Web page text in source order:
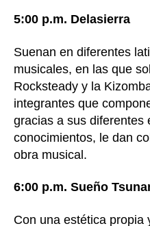
5:00 p.m. Delasierra
Suenan en diferentes
musicales, en las que
Rocksteady y la
integrantes que
gracias a sus diferentes
conocimientos, le dan
obra musical.
6:00 p.m. Sueño
Con una estética propia